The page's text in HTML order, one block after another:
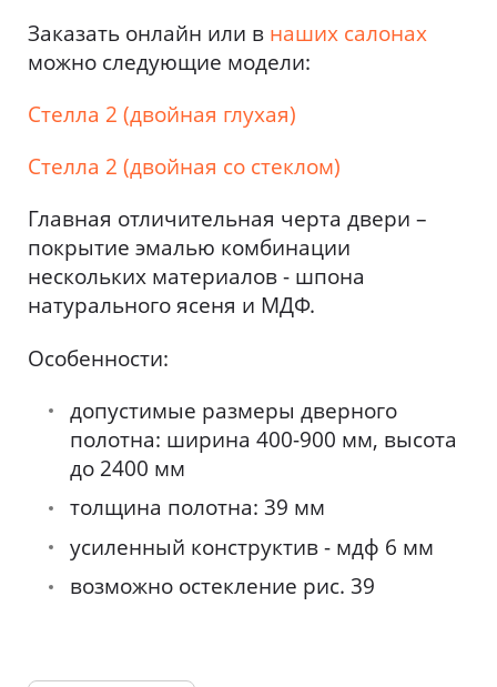
Заказать онлайн или в наших салонах
можно следующие модели:
Стелла 2 (двойная глухая)
Стелла 2 (двойная со стеклом)
Главная отличительная черта двери –
покрытие эмалью комбинации
нескольких материалов - шпона
натурального ясеня и МДФ.
Особенности:
допустимые размеры дверного
полотна: ширина 400-900 мм, высота
до 2400 мм
толщина полотна: 39 мм
усиленный конструктив - мдф 6 мм
возможно остекление рис. 39